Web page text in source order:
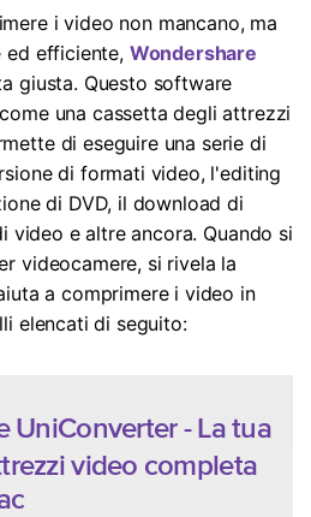
i video non mancano, ma
ed efficiente, Wondershare
giusta. Questo software
una cassetta degli attrezzi
di eseguire una serie di
di formati video, l'editing
di DVD, il download di
video e altre ancora. Quando si
videocamere, si rivela la
a comprimere i video in
elencati di seguito:
UniConverter - La tua
video completa